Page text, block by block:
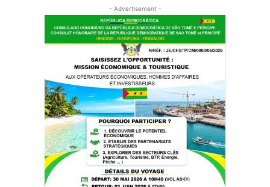
- Advertisement -